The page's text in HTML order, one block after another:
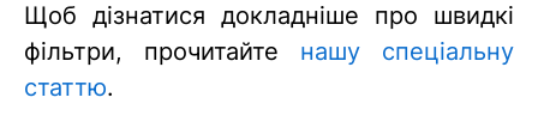
Щоб дізнатися докладніше про швидкі
фільтри, прочитайте нашу спеціальну
статтю.